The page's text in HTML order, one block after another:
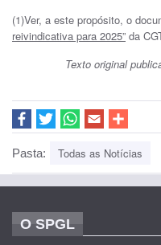
(1)Ver, a este propósito, o
reivindicativa para 2025” da
Texto original
Pasta: Todas as Notícias
O SPGL